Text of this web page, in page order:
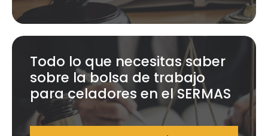
Todo lo que necesitas saber
sobre la bolsa de trabajo
para celadores en el SERMAS